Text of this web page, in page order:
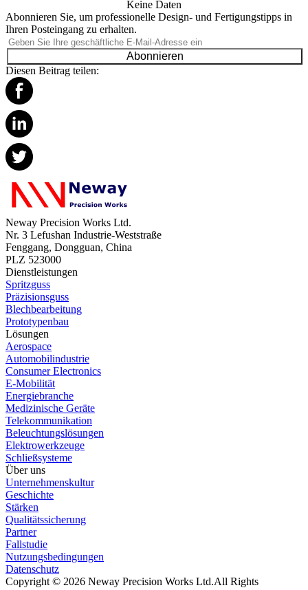
Keine Daten
Abonnieren Sie, um professionelle Design- und Fertigungstipps in
Ihren Posteingang zu erhalten.
Abonnieren
Diesen Beitrag teilen:
Neway Precision Works Ltd.
Nr. 3 Lefushan Industrie-Weststraße
Fenggang, Dongguan, China
PLZ 523000
Dienstleistungen
Spritzguss
Präzisionsguss
Blechbearbeitung
Prototypenbau
Lösungen
Aerospace
Automobilindustrie
Consumer Electronics
E-Mobilität
Energiebranche
Medizinische Geräte
Telekommunikation
Beleuchtungslösungen
Elektrowerkzeuge
Schließsysteme
Über uns
Unternehmenskultur
Geschichte
Stärken
Qualitätssicherung
Partner
Fallstudie
Nutzungsbedingungen
Datenschutz
Copyright © 2026 Neway Precision Works Ltd.All Rights